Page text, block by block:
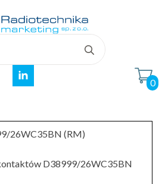
for:
0
26WC35BN (RM)
D38999/26WC35BN